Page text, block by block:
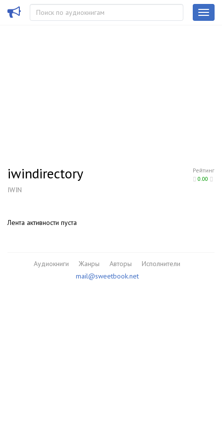
Рейтинг
0.00
iwindirectory
IWIN
Лента активности пуста
Аудиокниги Жанры Авторы
Исполнители
mail@sweetbook.net